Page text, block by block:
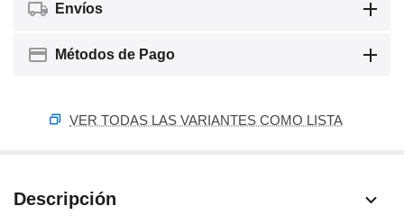
Envíos
Métodos de Pago
VER TODAS LAS VARIANTES COMO LISTA
Descripción